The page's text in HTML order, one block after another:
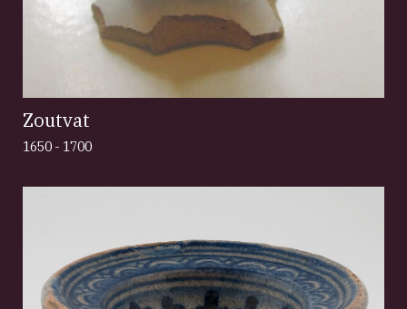
Zoutvat
1650 - 1700